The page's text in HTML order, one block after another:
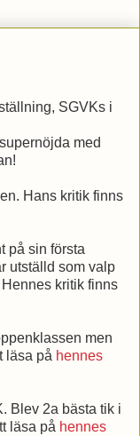
SGVKs i
med
Hans kritik finns
på sin första
utställd som valp
kritik finns
men
läsa på hennes
Blev 2a bästa tik i
läsa på hennes